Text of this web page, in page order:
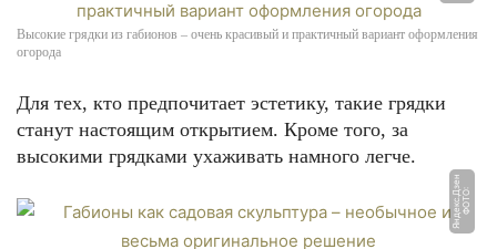
Высокие грядки из габионов – очень красивый и практичный вариант оформления
огорода
Для тех, кто предпочитает эстетику, такие грядки
станут настоящим открытием. Кроме того, за
высокими грядками ухаживать намного легче.
Ф
О
Т
О:
Я
н
д
е
к
с.
Д
з
е
н